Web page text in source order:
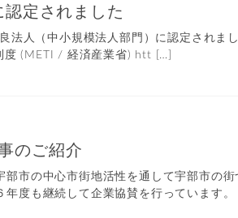
認定されました
法人（中小規模法人部門）に認定されま
度 (METI / 経済産業省) htt […]
のご紹介
部市の中心市街地活性を通して宇部市の
度も継続して企業協賛を行っています